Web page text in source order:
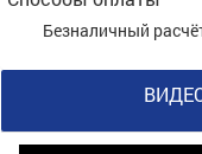
Безналичный